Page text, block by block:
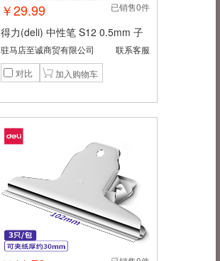
已销售0件
￥29.99
得力(deli) 中性笔 S12 0.5mm 子
弹头 12支/盒 红 1盒
驻马店至诚商贸有限公司
联系客服
对比